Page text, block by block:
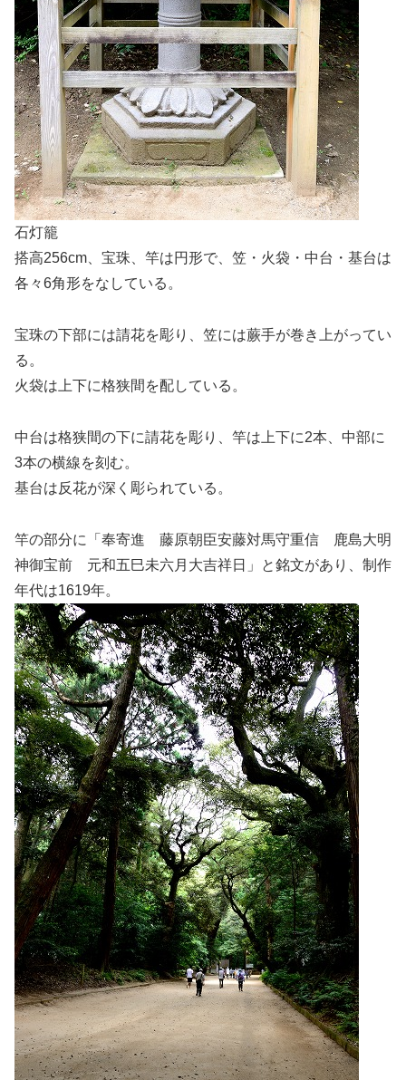
石灯籠
搭高256cm、宝珠、竿は円形で、笠・火袋・中台・基台は
各々6角形をなしている。
宝珠の下部には請花を彫り、笠には蕨手が巻き上がってい
る。
火袋は上下に格狭間を配している。
中台は格狭間の下に請花を彫り、竿は上下に2本、中部に
3本の横線を刻む。
基台は反花が深く彫られている。
竿の部分に「奉寄進 藤原朝臣安藤対馬守重信 鹿島大明
神御宝前 元和五巳未六月大吉祥日」と銘文があり、制作
年代は1619年。